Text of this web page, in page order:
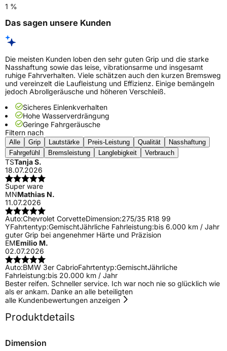
1 %
Das sagen unsere Kunden
Die meisten Kunden loben den sehr guten Grip und die starke
Nasshaftung sowie das leise, vibrationsarme und insgesamt
ruhige Fahrverhalten. Viele schätzen auch den kurzen Bremsweg
und vereinzelt die Laufleistung und Effizienz. Einige bemängeln
jedoch Abrollgeräusche und höheren Verschleiß.
Sicheres Einlenkverhalten
Hohe Wasserverdrängung
Geringe Fahrgeräusche
Filtern nach
Alle Grip Lautstärke Preis-Leistung Qualität
Nasshaftung
Fahrgefühl
Bremsleistung Langlebigkeit Verbrauch
TSTanja S.
18.07.2026
Super ware
MNMathias N.
11.07.2026
Auto:Chevrolet CorvetteDimension:275/35 R18 99
YFahrtentyp:GemischtJährliche Fahrleistung:bis 6.000 km / Jahr
guter Grip bei angenehmer Härte und Präzision
EMEmilio M.
02.07.2026
Auto:BMW 3er CabrioFahrtentyp:GemischtJährliche
Fahrleistung:bis 20.000 km / Jahr
Bester reifen. Schneller service. Ich war noch nie so glücklich wie
als er ankam. Danke an alle beteiligten
alle Kundenbewertungen anzeigen
Produktdetails
Dimension